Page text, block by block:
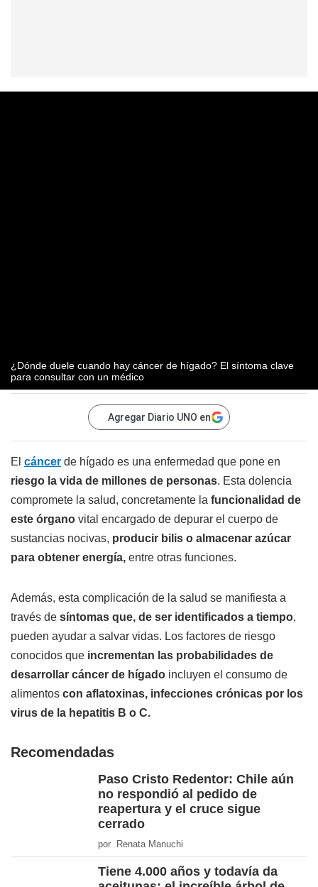
¿Dónde duele cuando hay cáncer de hígado? El síntoma clave
para consultar con un médico
Agregar Diario UNO en
El cáncer de hígado es una enfermedad que pone en
riesgo la vida de millones de personas. Esta dolencia
compromete la salud, concretamente la funcionalidad de
este órgano vital encargado de depurar el cuerpo de
sustancias nocivas, producir bilis o almacenar azúcar
para obtener energía, entre otras funciones.
Además, esta complicación de la salud se manifiesta a
través de síntomas que, de ser identificados a tiempo,
pueden ayudar a salvar vidas. Los factores de riesgo
conocidos que incrementan las probabilidades de
desarrollar cáncer de hígado incluyen el consumo de
alimentos con aflatoxinas, infecciones crónicas por los
virus de la hepatitis B o C.
Recomendadas
Paso Cristo Redentor: Chile aún
no respondió al pedido de
reapertura y el cruce sigue
cerrado
por Renata Manuchi
Tiene 4.000 años y todavía da